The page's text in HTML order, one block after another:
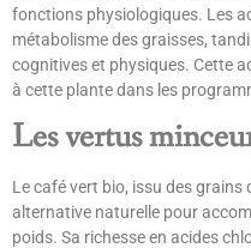
fonctions physiologiques. Les
métabolisme des graisses,
cognitives et physiques. Cette
à cette plante dans les
Les vertus
Le café vert bio, issu des
alternative naturelle pour
poids. Sa richesse en acides